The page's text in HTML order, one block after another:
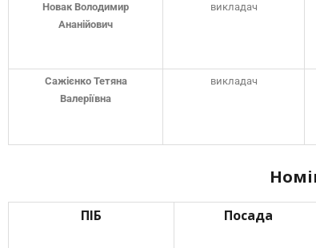
Новак Володимир
Ананійович
викладач
Сажієнко Тетяна
Валеріївна
викладач
ПІБ Посада